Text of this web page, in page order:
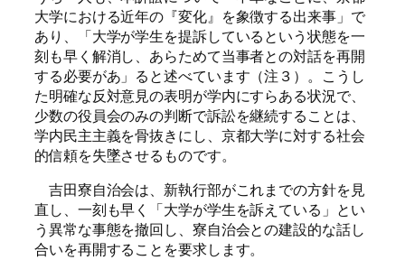
大学における近年の『変化』を象徴する出来事」で
あり、「大学が学生を提訴しているという状態を一
刻も早く解消し、あらためて当事者との対話を再開
する必要があ」ると述べています（注３）。こうし
た明確な反対意見の表明が学内にすらある状況で、
少数の役員会のみの判断で訴訟を継続することは、
学内民主主義を骨抜きにし、京都大学に対する社会
的信頼を失墜させるものです。
吉田寮自治会は、新執行部がこれまでの方針を見
直し、一刻も早く「大学が学生を訴えている」とい
う異常な事態を撤回し、寮自治会との建設的な話し
合いを再開することを要求します。